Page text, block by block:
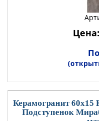
Керамогранит 60x15
Подступенок